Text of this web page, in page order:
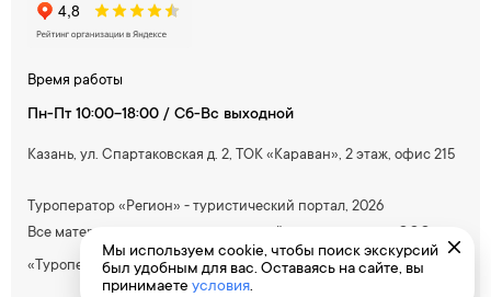
Время работы
Пн-Пт 10:00-18:00 / Сб-Вс выходной
Казань, ул. Спартаковская д. 2, ТОК «Караван», 2 этаж, офис 215
Туроператор «Регион» - туристический портал, 2026
Все материалы, содержащиеся на сайте, принадлежат ООО
«Туроператор Южный»
Мы используем cookie, чтобы поиск экскурсий
был удобным для вас. Оставаясь на сайте, вы
принимаете условия.